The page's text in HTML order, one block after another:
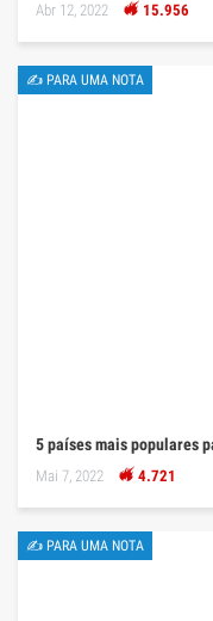
Abr 12, 2022 15.956
✍ PARA UMA NOTA
5 países mais populares
Mai 7, 2022 4.721
✍ PARA UMA NOTA